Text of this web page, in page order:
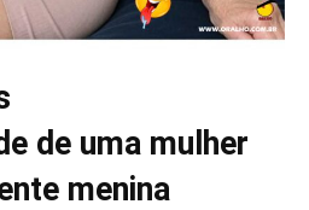
de uma mulher
menina